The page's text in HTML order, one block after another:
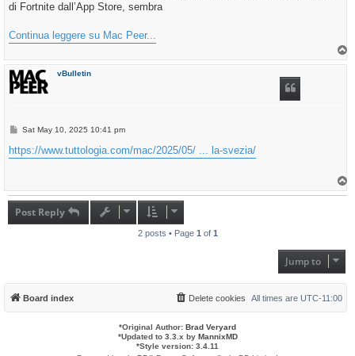
di Fortnite dall’App Store, sembra
Continua leggere su Mac Peer...
vBulletin
P
s
t
Sat May 10, 2025 10:41 pm
https://www.tuttologia.com/mac/2025/05/ ... la-svezia/
Post Reply
2 posts • Page 1 of 1
Jump to
Board index All times are UTC-11:00
Delete cookies
*Original Author: Brad Veryard
*Updated to 3.3.x by MannixMD
*Style version: 3.4.11